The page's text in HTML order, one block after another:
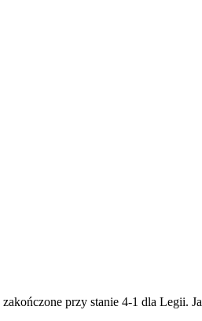
przy stanie 4-1 dla Legii.